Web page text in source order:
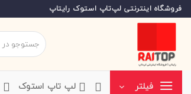
Skip
to
فروشگاه اینترنتی لپ‌تاپ استوک رایتاپ
جستجو
برای:
فیلتر ‌لپ تاپ استوک